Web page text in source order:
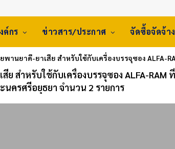
ค์กร ข่าวสาร/ประกาศ จัดซื้อจัดจ้าง
านยาดี-ยาเสีย สำหรับใช้กับเครื่องบรรจุซอง ALFA-
สำหรับใช้กับเครื่องบรรจุซอง ALFA-RAM
นครศรีอยุธยา จำนวน 2 รายการ